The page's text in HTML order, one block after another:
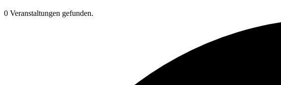
0 Veranstaltungen gefunden.